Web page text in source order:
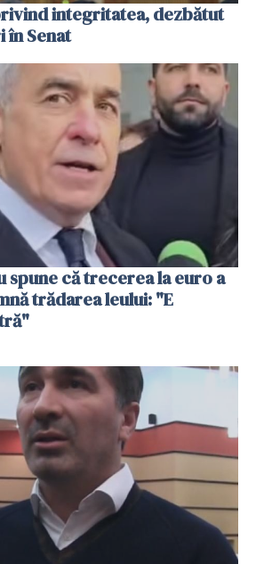
integritatea, dezbătut
Senat
spune că trecerea la euro a
trădarea leului: "E